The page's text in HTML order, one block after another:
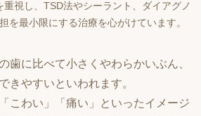
視し、TSD法やシーラント、ダイアグノ
を最小限にする治療を心がけています。
歯に比べて小さくやわらかいぶん、
きやすいといわれます。
こわい」「痛い」といったイメージ